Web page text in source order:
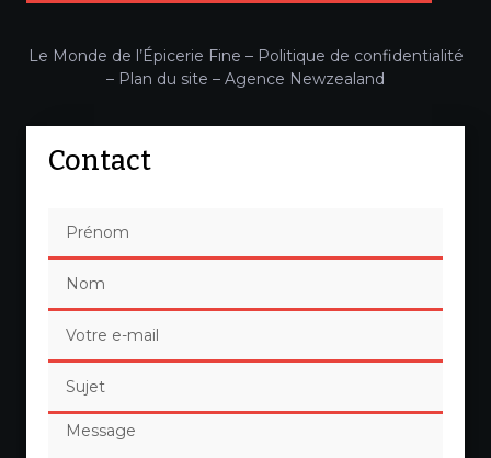
Le Monde de l’Épicerie Fine – Politique de confidentialité
– Plan du site – Agence Newzealand
Contact